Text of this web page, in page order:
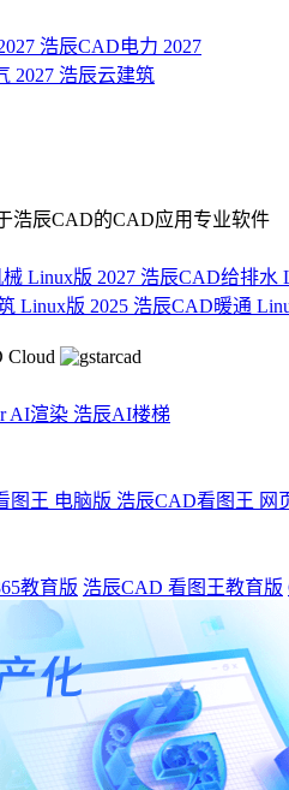
浩辰CAD电力 2027
2027 浩辰云建筑
浩辰CAD的CAD应用专业软件
Linux版 2027 浩辰CAD给排水
Linux版 2025 浩辰CAD暖通
Cloud
AI渲染 浩辰AI楼梯
图王 电脑版 浩辰CAD看图王 网
教育版 浩辰CAD 看图王教育版